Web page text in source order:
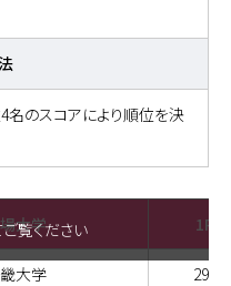
名のスコアにより順位を決
覧ください
大学 1R
大学 294